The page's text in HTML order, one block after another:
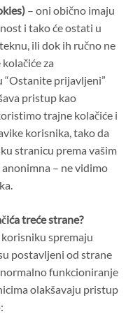
– oni obično imaju
i tako će ostati u
ili dok ih ručno ne
za
“Ostanite prijavljeni”
pristup kao
trajne kolačiće i
korisnika, tako da
stranicu prema vašim
– ne vidimo
treće strane?
spremaju
postavljeni od strane
normalno funkcioniranje
olakšavaju pristup